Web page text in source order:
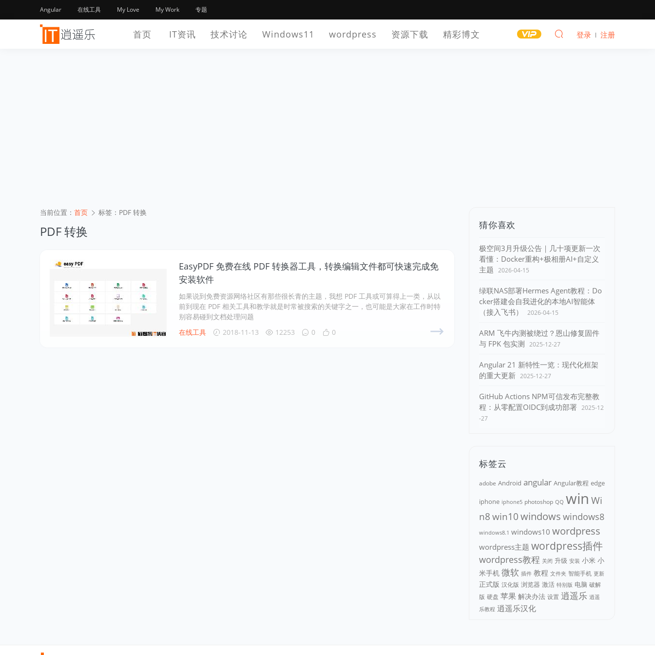
Angular 在线工具 My Love My Work 专题
首页 IT资讯 技术讨论 Windows11 wordpress 资源下载 精彩博文 登录 注册
当前位置： 首页 标签：PDF 转换
PDF 转换
EasyPDF 免费在线 PDF 转换器工具，转换编辑文件都可快速完成免
安装软件
如果说到免费资源网络社区有那些很长青的主题，我想 PDF 工具或可算得上一类，从以
前到现在 PDF 相关工具和教学就是时常被搜索的关键字之一，也可能是大家在工作时特
别容易碰到文档处理问题
在线工具
2018-11-13 12253 0 0
猜你喜欢
极空间3月升级公告｜几十项更新一次
看懂：Docker重构+极相册AI+自定义
主题 2026-04-15
绿联NAS部署Hermes Agent教程：Do
cker搭建会自我进化的本地AI智能体
（接入飞书）
2026-04-15
ARM 飞牛内测被绕过？恩山修复固件
与 FPK 包实测 2025-12-27
Angular 21 新特性一览：现代化框架
的重大更新 2025-12-27
GitHub Actions NPM可信发布完整教
程：从零配置OIDC到成功部署 2025-12
-27
标签云
adobe Android angular Angular教程 edge
iphone iphone5 photoshop QQ win Wi
n8win10windows windows8
windows8.1 windows10 wordpress
wordpress主题 wordpress插件
wordpress教程 关闭 升级 安装 小米 小
米手机 微软 插件 教程 文件夹 智能手机 更新
正式版 汉化版 浏览器 激活 特别版 电脑 破解
版 硬盘 苹果 解决办法 设置 逍遥乐 逍遥
乐教程 逍遥乐汉化